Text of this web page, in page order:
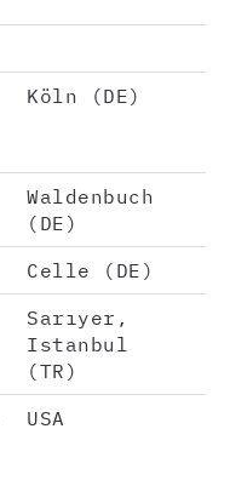
Köln (DE)
Waldenbuch
(DE)
Celle (DE)
Sarıyer,
Istanbul
(TR)
USA